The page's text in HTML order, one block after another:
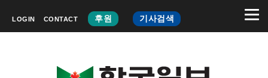
LOGIN CONTACT 후원 기사검색